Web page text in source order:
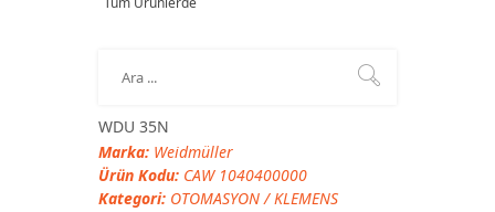
WDU 35N
Marka: Weidmüller
Ürün Kodu: CAW 1040400000
Kategori: OTOMASYON/KLEMENS